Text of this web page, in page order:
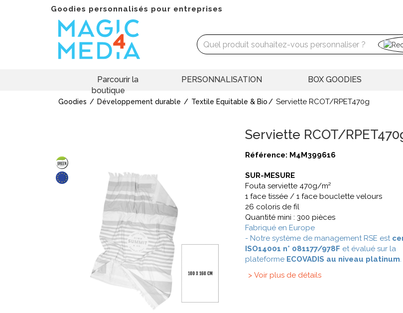
Goodies personnalisés pour entreprises
Parcourir la
boutique
PERSONNALISATION BOX GOODIES
Goodies Développement durable Textile Equitable & Bio Serviette RCOT/RPET470g
Serviette RCOT/
Référence: M4M399616
SUR-MESURE
Fouta serviette 470g/m²
1 face tissée / 1 face bouclette velours
26 coloris de fil
Quantité mini : 300 pièces
Fabriqué en Europe
- Notre système de management RSE est
ISO14001 n° 081177/978F et évalué sur la
plateforme ECOVADIS au niveau platinum.
> Voir plus de détails